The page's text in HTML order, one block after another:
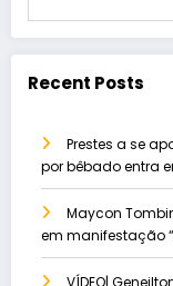
Recent Posts
Prestes a se
por bêbado entra
Maycon
em manifestação